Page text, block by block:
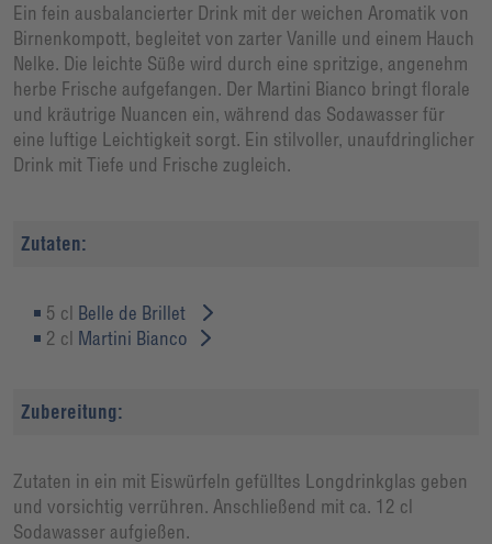
Ein fein ausbalancierter Drink mit der weichen Aromatik von
Birnenkompott, begleitet von zarter Vanille und einem Hauch
Nelke. Die leichte Süße wird durch eine spritzige, angenehm
herbe Frische aufgefangen. Der Martini Bianco bringt florale
und kräutrige Nuancen ein, während das Sodawasser für
eine luftige Leichtigkeit sorgt. Ein stilvoller, unaufdringlicher
Drink mit Tiefe und Frische zugleich.
Zutaten:
5 cl Belle de Brillet
2 cl Martini Bianco
Zubereitung:
Zutaten in ein mit Eiswürfeln gefülltes Longdrinkglas geben
und vorsichtig verrühren. Anschließend mit ca. 12 cl
Sodawasser aufgießen.